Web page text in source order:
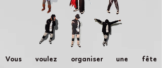
Vous voulez organiser une fête